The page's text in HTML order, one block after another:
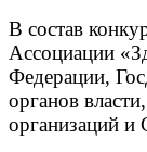
В состав
Ассоциации
Федерации,
органов
организаций